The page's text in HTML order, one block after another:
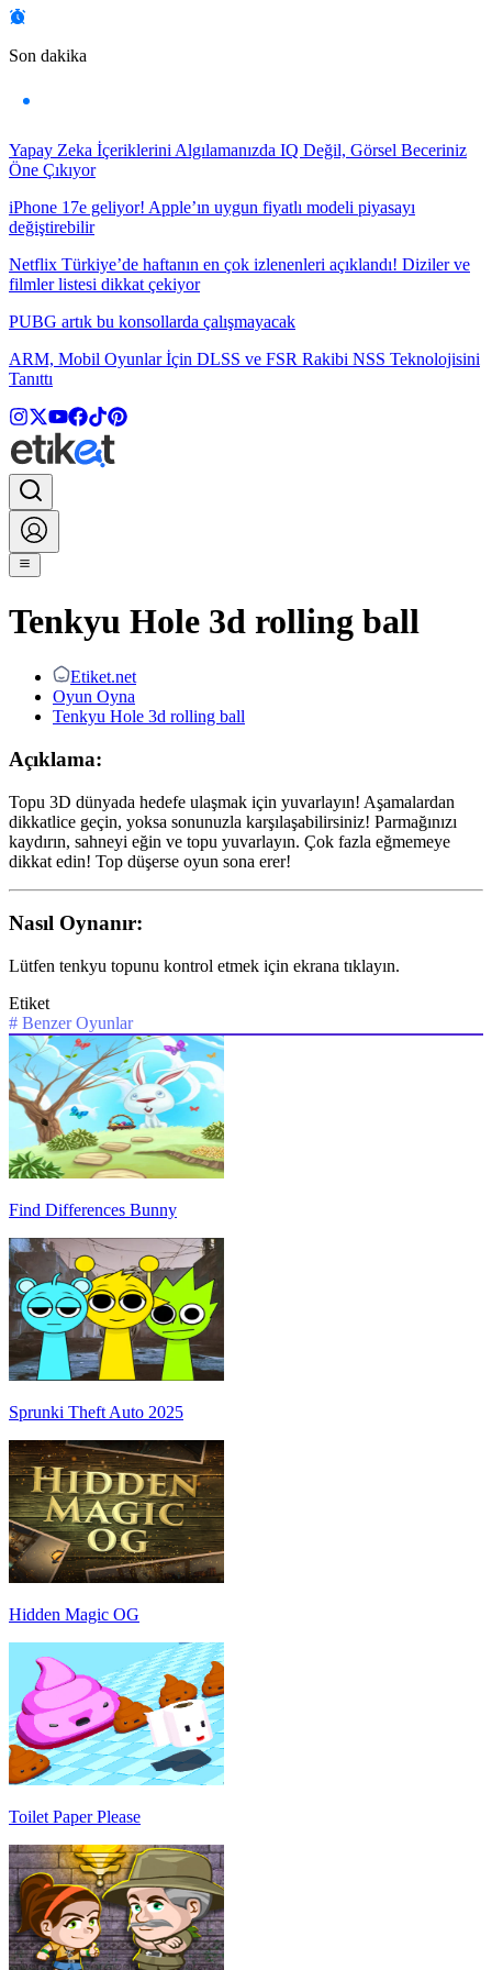
Son dakika
Yapay Zeka İçeriklerini Algılamanızda IQ Değil, Görsel Beceriniz
Öne Çıkıyor
iPhone 17e geliyor! Apple’ın uygun fiyatlı modeli piyasayı
değiştirebilir
Netflix Türkiye’de haftanın en çok izlenenleri açıklandı! Diziler ve
filmler listesi dikkat çekiyor
PUBG artık bu konsollarda çalışmayacak
ARM, Mobil Oyunlar İçin DLSS ve FSR Rakibi NSS Teknolojisini
Tanıttı
Tenkyu Hole 3d rolling ball
Etiket.net
Oyun Oyna
Tenkyu Hole 3d rolling ball
Açıklama:
Topu 3D dünyada hedefe ulaşmak için yuvarlayın! Aşamalardan
dikkatlice geçin, yoksa sonunuzla karşılaşabilirsiniz! Parmağınızı
kaydırın, sahneyi eğin ve topu yuvarlayın. Çok fazla eğmemeye
dikkat edin! Top düşerse oyun sona erer!
Nasıl Oynanır:
Lütfen tenkyu topunu kontrol etmek için ekrana tıklayın.
Etiket
# Benzer Oyunlar
Find Differences Bunny
Sprunki Theft Auto 2025
Hidden Magic OG
Toilet Paper Please